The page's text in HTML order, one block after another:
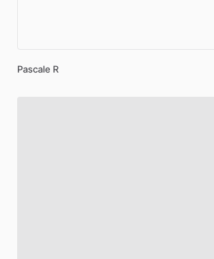
Pascale R